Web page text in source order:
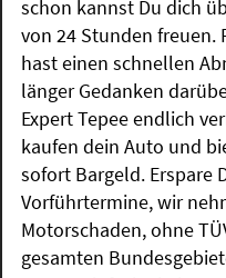
schon kannst Du dich
von 24 Stunden freuen.
hast einen schnellen
länger Gedanken
Expert Tepee endlich
kaufen dein Auto und
sofort Bargeld. Erspare
Vorführtermine, wir
Motorschaden, ohne
gesamten